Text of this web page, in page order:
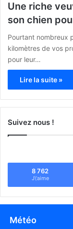
Une riche
son chien
Pourtant nombreux
kilomètres de vos
pour leur…
Lire la suite »
Suivez nous !
8 762
J\'aime
Météo